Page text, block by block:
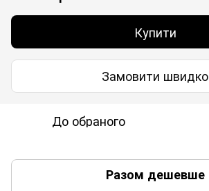
Купити
Замовити швидко
До обраного
Разом дешевше